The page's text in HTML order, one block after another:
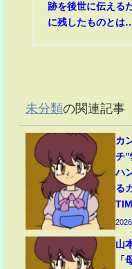
跡を後世に伝える
に残したものとは
未分類の関連記事
カ
チ
ハ
る
山
「